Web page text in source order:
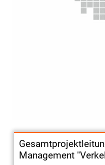
Management